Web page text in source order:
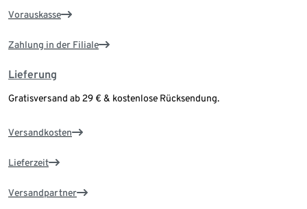
Vorauskasse
Zahlung in der Filiale
Lieferung
Gratisversand ab 29 € & kostenlose Rücksendung.
Versandkosten
Lieferzeit
Versandpartner